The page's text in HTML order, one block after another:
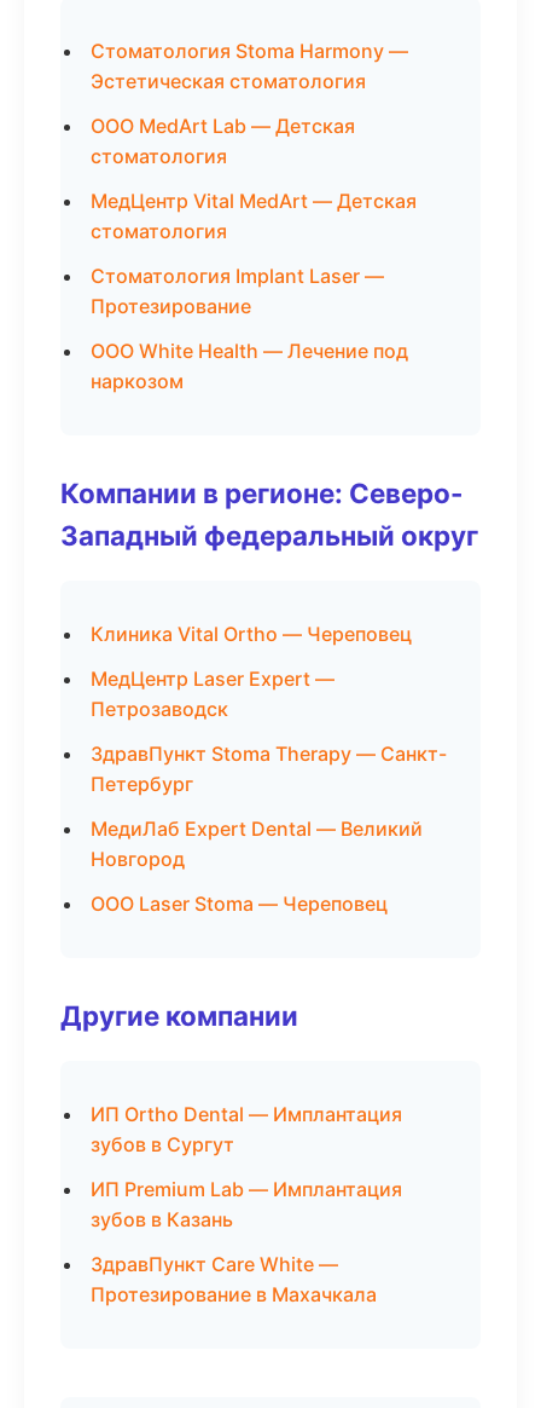
Стоматология Stoma Harmony —
Эстетическая стоматология
ООО MedArt Lab — Детская
стоматология
МедЦентр Vital MedArt — Детская
стоматология
Стоматология Implant Laser —
Протезирование
ООО White Health — Лечение под
наркозом
Компании в регионе: Северо-
Западный федеральный округ
Клиника Vital Ortho — Череповец
МедЦентр Laser Expert —
Петрозаводск
ЗдравПункт Stoma Therapy — Санкт-
Петербург
МедиЛаб Expert Dental — Великий
Новгород
ООО Laser Stoma — Череповец
Другие компании
ИП Ortho Dental — Имплантация
зубов в Сургут
ИП Premium Lab — Имплантация
зубов в Казань
ЗдравПункт Care White —
Протезирование в Махачкала